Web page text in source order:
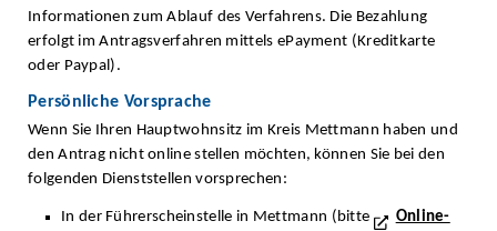
Informationen zum Ablauf des Verfahrens. Die Bezahlung
erfolgt im Antragsverfahren mittels ePayment (Kreditkarte
oder Paypal).
Persönliche Vorsprache
Wenn Sie Ihren Hauptwohnsitz im Kreis Mettmann haben und
den Antrag nicht online stellen möchten, können Sie bei den
folgenden Dienststellen vorsprechen:
In der Führerscheinstelle in Mettmann (bitte
Online-